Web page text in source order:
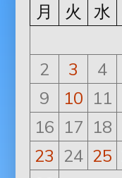
月
火 水
2
3 4
9
10 11
16 17 18
23 24 25